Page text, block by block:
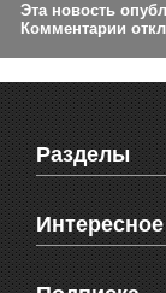
Эта новость
Комментарии
Разделы
Новости
Новости Крыма
Мировые
Интересное
Видео о